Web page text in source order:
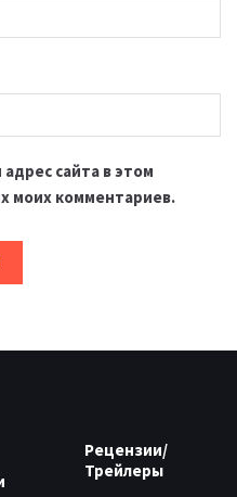
сайта в этом
моих комментариев.
Рецензии/
Трейлеры